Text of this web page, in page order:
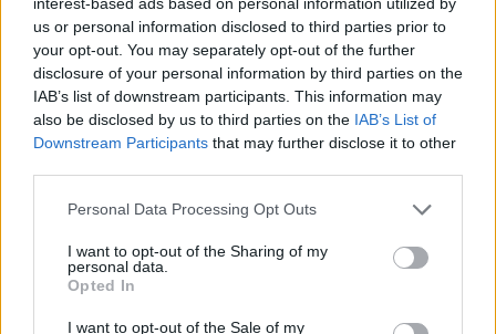
us or personal information disclosed to third parties prior to
your opt-out. You may separately opt-out of the further
disclosure of your personal information by third parties on the
IAB’s list of downstream participants. This information may
also be disclosed by us to third parties on the IAB’s List of
Downstream Participants that may further disclose it to other
Personal Data Processing Opt Outs
I want to opt-out of the Sharing of my
personal data.
Opted In
I want to opt-out of the Sale of my
reconhecimento que «pode ser essencial para preservar esta
tradição»
Mora, passam a poder...
7 Agosto, 2026 - 09:00